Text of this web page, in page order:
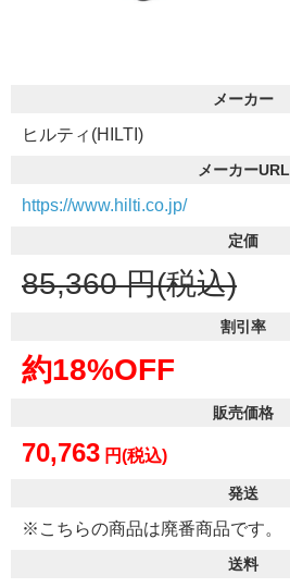
メーカー
ヒルティ(HILTI)
メーカーURL
https://www.hilti.co.jp/
定価
85,360 円(税込)
割引率
約18%OFF
販売価格
70,763 円(税込)
発送
※こちらの商品は廃番商品です。
送料